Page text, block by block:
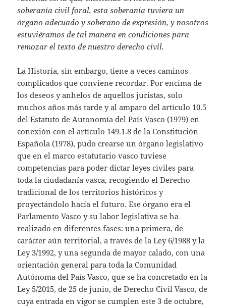
soberanía civil foral, esta soberanía tuviera un
órgano adecuado y soberano de expresión, y nosotros
estuviéramos de tal manera en condiciones para
remozar el texto de nuestro derecho civil.
La Historia, sin embargo, tiene a veces caminos
complicados que conviene recordar. Por encima de
los deseos y anhelos de aquellos juristas, solo
muchos años más tarde y al amparo del artículo 10.5
del Estatuto de Autonomía del País Vasco (1979) en
conexión con el artículo 149.1.8 de la Constitución
Española (1978), pudo crearse un órgano legislativo
que en el marco estatutario vasco tuviese
competencias para poder dictar leyes civiles para
toda la ciudadanía vasca, recogiendo el Derecho
tradicional de los territorios históricos y
proyectándolo hacía el futuro. Ese órgano era el
Parlamento Vasco y su labor legislativa se ha
realizado en diferentes fases: una primera, de
carácter aún territorial, a través de la Ley 6/1988 y la
Ley 3/1992, y una segunda de mayor calado, con una
orientación general para toda la Comunidad
Autónoma del País Vasco, que se ha concretado en la
Ley 5/2015, de 25 de junio, de Derecho Civil Vasco, de
cuya entrada en vigor se cumplen este 3 de octubre,